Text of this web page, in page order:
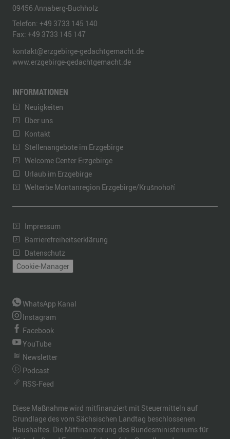
09456 Annaberg-Buchholz
Telefon: +49 3733 145 140
Fax: +49 3733 145 147
kontakt@erzgebirge-gedachtgemacht.de
www.erzgebirge-gedachtgemacht.de
INFORMATIONEN
Neuigkeiten
Über uns
Kontakt
Stellenangebote im Erzgebirge
Welcome Center Erzgebirge
Urlaub im Erzgebirge
Welterbe Montanregion Erzgebirge/Krušnohoří
Impressum
Barrierefreiheitserklärung
Datenschutz
Cookie-Manager
WhatsApp Kanal
Instagram
Facebook
YouTube
Newsletter
Podcast
RSS-Feed
Diese Maßnahme wird mitfinanziert mit Steuermitteln auf
Grundlage des vom Sächsischen Landtag beschlossenen
Haushaltes. Die Mitfinanzierung des Bundesministeriums für